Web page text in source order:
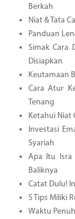
Berkah
Niat & Tata
Panduan
Simak Cara
Disiapkan
Keutamaan
Cara Atur
Tenang
Ketahui Niat
Investasi
Syariah
Apa Itu Isra
Baliknya
Catat Dulu!
5 Tips Miliki
Waktu